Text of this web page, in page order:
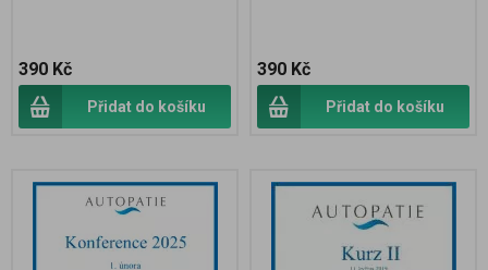
390 Kč
Přidat do košíku
390 Kč
Přidat do košíku